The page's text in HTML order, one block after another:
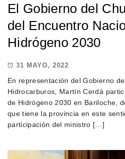
El Gobierno del
del Encuentro
Hidrógeno 2030
31 MAYO, 2022
En representación del Gobierno
Hidrocarburos, Martín Cerdá
de Hidrógeno 2030 en Bariloche,
que tiene la provincia en este
participación del ministro […]